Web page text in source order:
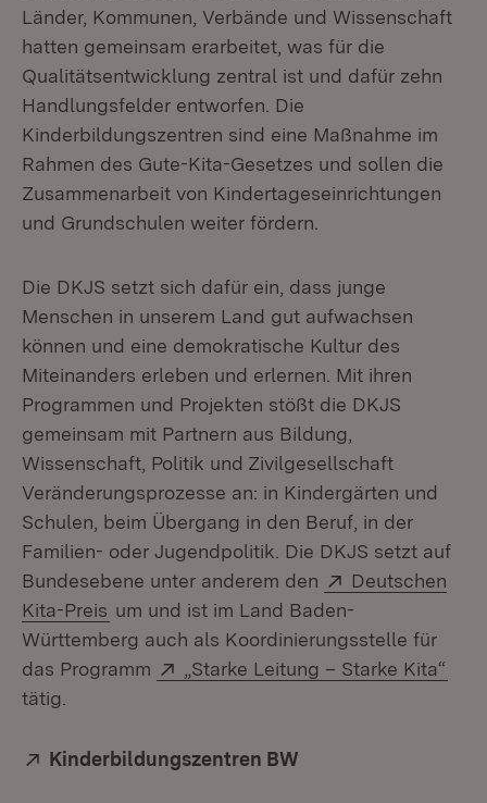
Länder, Kommunen, Verbände und Wissenschaft
hatten gemeinsam erarbeitet, was für die
Qualitätsentwicklung zentral ist und dafür zehn
Handlungsfelder entworfen. Die
Kinderbildungszentren sind eine Maßnahme im
Rahmen des Gute-Kita-Gesetzes und sollen die
Zusammenarbeit von Kindertageseinrichtungen
und Grundschulen weiter fördern.
Die DKJS setzt sich dafür ein, dass junge
Menschen in unserem Land gut aufwachsen
können und eine demokratische Kultur des
Miteinanders erleben und erlernen. Mit ihren
Programmen und Projekten stößt die DKJS
gemeinsam mit Partnern aus Bildung,
Wissenschaft, Politik und Zivilgesellschaft
Veränderungsprozesse an: in Kindergärten und
Schulen, beim Übergang in den Beruf, in der
Familien- oder Jugendpolitik. Die DKJS setzt auf
Bundesebene unter anderem den
Extern:
Deutschen
Kita-Preis (Öffnet in neuem Fenster)
um und ist im Land Baden-
Württemberg auch als Koordinierungsstelle für
das Programm
Extern:
„Starke Leitung – Starke Kita“
tätig.
Extern:
Kinderbildungszentren BW